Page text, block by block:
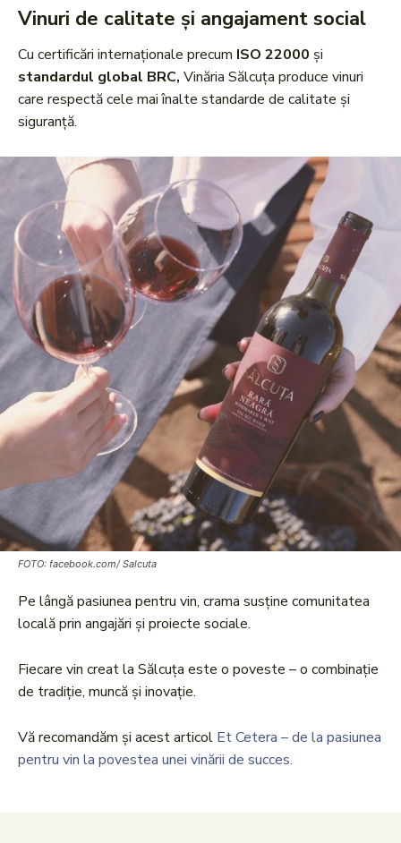
Vinuri de calitate și angajament social
Cu certificări internaționale precum ISO 22000 și
standardul global BRC, Vinăria Sălcuța produce vinuri
care respectă cele mai înalte standarde de calitate și
siguranță.
FOTO: facebook.com/ Salcuta
Pe lângă pasiunea pentru vin, crama susține comunitatea
locală prin angajări și proiecte sociale.
Fiecare vin creat la Sălcuța este o poveste – o combinație
de tradiție, muncă și inovație.
Vă recomandăm și acest articol Et Cetera – de la pasiunea
pentru vin la povestea unei vinării de succes.